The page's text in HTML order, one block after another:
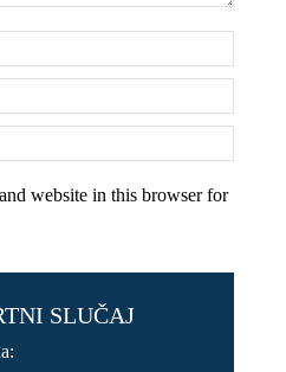
website in this browser for
SLUČAJ